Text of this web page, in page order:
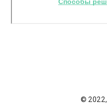
© 2022,